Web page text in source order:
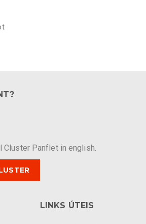
Cluster Panflet in english.
LINKS ÚTEIS